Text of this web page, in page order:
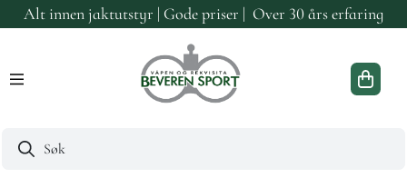
Hopp til innhold
Alt innen jaktutstyr | Gode priser | Over 30 års erfaring